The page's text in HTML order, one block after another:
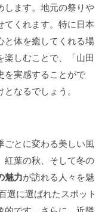
します。地元の祭りや
てくれます。特に日本
と体を癒してくれる場
楽しむことで、「山田
を実感することがで
なるでしょう。
ごとに変わる美しい風
紅葉の秋、そして冬の
魅力が訪れる人々を魅
選に選ばれたスポット